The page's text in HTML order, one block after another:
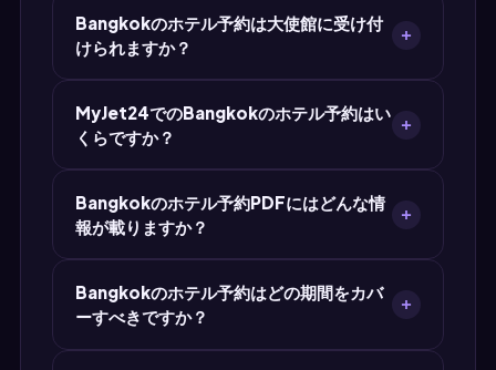
宿泊証明は30秒で完成します。
きます。MyJet24のジェネレーターにホテル名と
住所を入力すれば、プロフェッショナルな予約確
認PDFを作成できます。実在する確認可能なホテ
ルを選ぶのがベストです。
Bangkokのホテル予約は大使館に受け付
けられますか？
申請の宿泊証明として世界中の大使館・領事館で
受け付けられています。ホテル名、住所、日付、
宿泊者名、確認番号など必須項目をすべて備えて
います。
MyJet24でのBangkokのホテル予約はい
くらですか？
完全無料です。プレミアム版は$7.90で、透かし
のないクリーンでプロフェッショナルなPDFを提
供——大使館提出用に推奨します。
Bangkokのホテル予約PDFにはどんな情
報が載りますか？
所、チェックイン・チェックアウト日、パスポー
トと一致する宿泊者氏名、部屋タイプ、宿泊人
数、固有の確認番号、総宿泊数が含まれます。
Bangkokのホテル予約はどの期間をカバ
ーすべきですか？